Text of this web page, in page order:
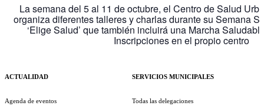
La semana del 5 al 11 de octubre, el Centro de Salud
organiza diferentes talleres y charlas durante su Semana
‘Elige Salud’ que también incluirá una Marcha
Inscripciones en el propio centro
ACTUALIDAD
Agenda de eventos
SERVICIOS MUNICIPALES
Todas las delegaciones